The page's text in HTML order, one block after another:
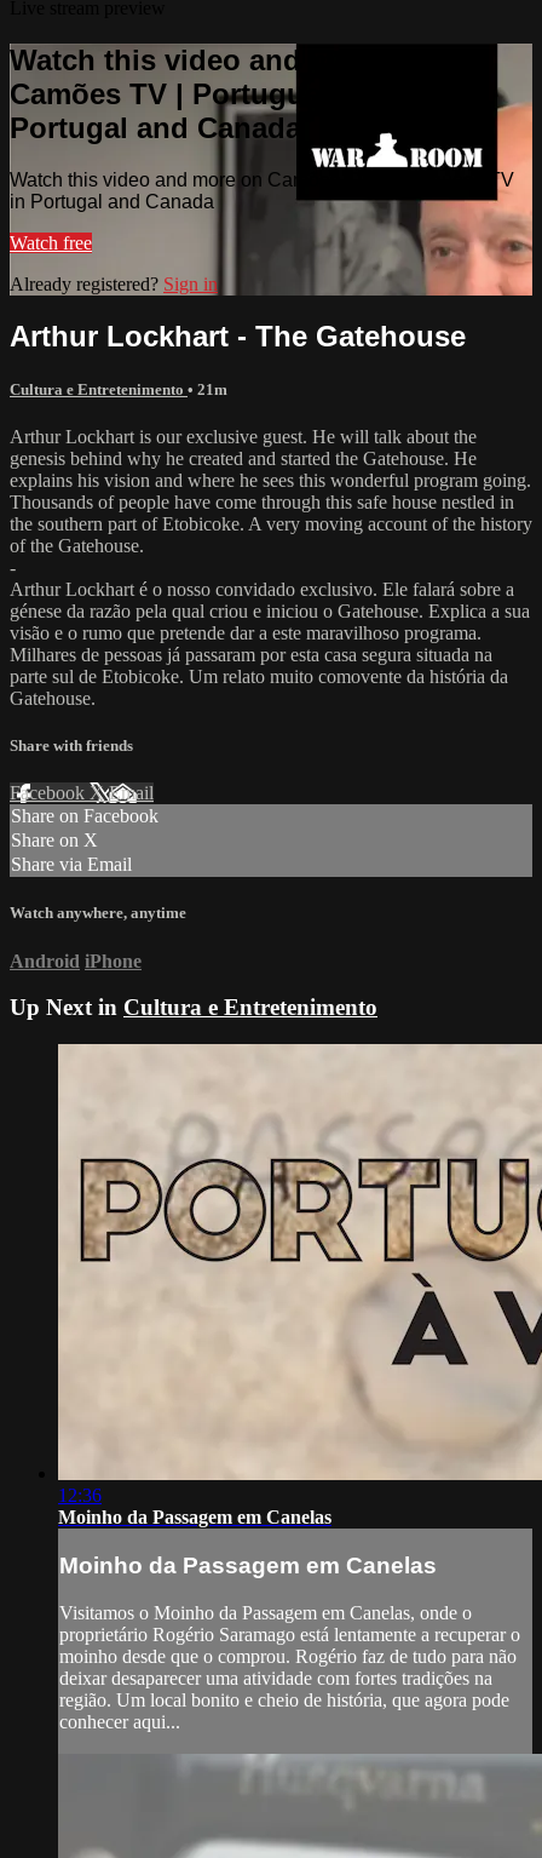
Watch this video and more on
Camões TV | Portuguese TV in
Portugal and Canada
Watch this video and more on Camões TV | Portuguese TV
in Portugal and Canada
Watch free
Already registered? Sign in
Arthur Lockhart - The Gatehouse
Cultura e Entretenimento • 21m
Arthur Lockhart is our exclusive guest. He will talk about the
genesis behind why he created and started the Gatehouse. He
explains his vision and where he sees this wonderful program going.
Thousands of people have come through this safe house nestled in
the southern part of Etobicoke. A very moving account of the history
of the Gatehouse.
-
Arthur Lockhart é o nosso convidado exclusivo. Ele falará sobre a
génese da razão pela qual criou e iniciou o Gatehouse. Explica a sua
visão e o rumo que pretende dar a este maravilhoso programa.
Milhares de pessoas já passaram por esta casa segura situada na
parte sul de Etobicoke. Um relato muito comovente da história da
Gatehouse.
Share with friends
Facebook XEmail
Share on Facebook
Share on X
Share via Email
Watch anywhere, anytime
Android iPhone
Up Next in Cultura e Entretenimento
12:36
Moinho da Passagem em Canelas
Moinho da Passagem em Canelas
Visitamos o Moinho da Passagem em Canelas, onde o
proprietário Rogério Saramago está lentamente a recuperar o
moinho desde que o comprou. Rogério faz de tudo para não
deixar desaparecer uma atividade com fortes tradições na
região. Um local bonito e cheio de história, que agora pode
conhecer aqui...